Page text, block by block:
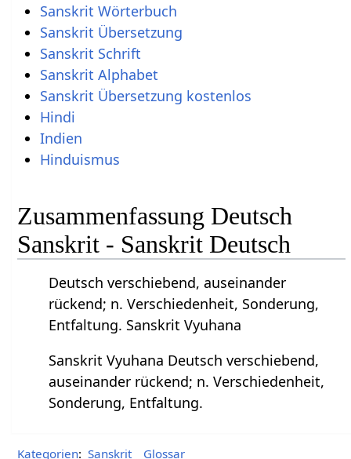
Sanskrit Wörterbuch
Sanskrit Übersetzung
Sanskrit Schrift
Sanskrit Alphabet
Sanskrit Übersetzung kostenlos
Hindi
Indien
Hinduismus
Zusammenfassung Deutsch
Sanskrit - Sanskrit Deutsch
Deutsch verschiebend, auseinander
rückend; n. Verschiedenheit, Sonderung,
Entfaltung. Sanskrit Vyuhana
Sanskrit Vyuhana Deutsch verschiebend,
auseinander rückend; n. Verschiedenheit,
Sonderung, Entfaltung.
Kategorien: Sanskrit Glossar